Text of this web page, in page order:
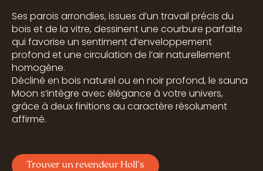
Ses parois arrondies, issues d’un travail précis du
bois et de la vitre, dessinent une courbure parfaite
qui favorise un sentiment d’enveloppement
profond et une circulation de l’air naturellement
homogène.
Décliné en bois naturel ou en noir profond, le sauna
Moon s’intègre avec élégance à votre univers,
grâce à deux finitions au caractère résolument
affirmé.
Trouver un revendeur Holl’s